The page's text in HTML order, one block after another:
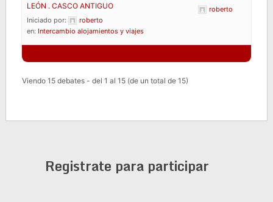
LEÓN . CASCO ANTIGUO
Iniciado por:
roberto
en: Intercambio alojamientos y viajes
roberto
Viendo 15 debates - del 1 al 15 (de un total de 15)
Registrate para participar